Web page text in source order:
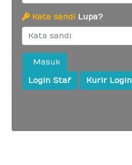
Kata sandi Lupa?
Masuk
Login Staf Kurir Login